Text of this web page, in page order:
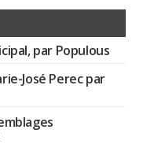
par Populous
José Perec par